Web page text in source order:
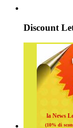
Discount
la News
(10% di